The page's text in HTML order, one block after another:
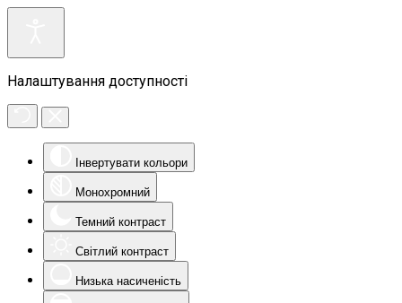
Налаштування доступності
Інвертувати кольори
Монохромний
Темний контраст
Світлий контраст
Низька насиченість